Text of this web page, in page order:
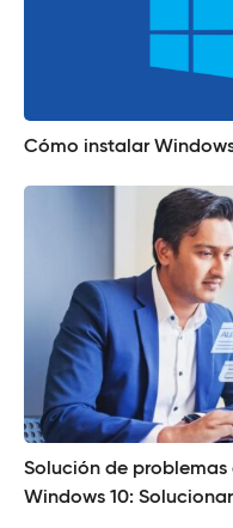
Cómo instalar
Solución de
Windows 10: